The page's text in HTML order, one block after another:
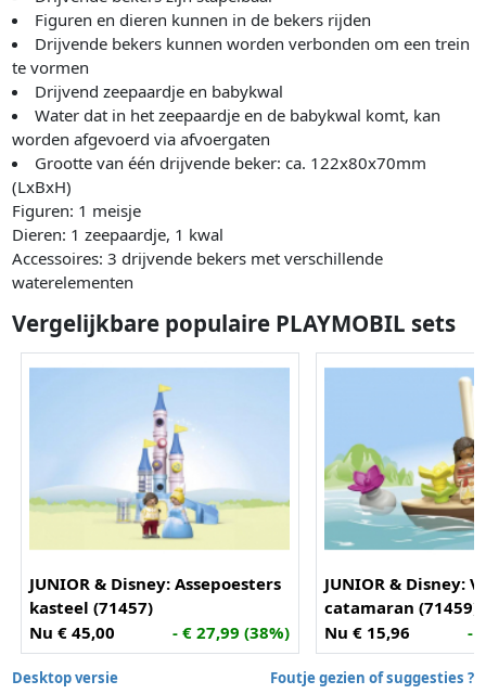
Figuren en dieren kunnen in de bekers rijden
Drijvende bekers kunnen worden verbonden om een trein
te vormen
Drijvend zeepaardje en babykwal
Water dat in het zeepaardje en de babykwal komt, kan
worden afgevoerd via afvoergaten
Grootte van één drijvende beker: ca. 122x80x70mm
(LxBxH)
Figuren: 1 meisje
Dieren: 1 zeepaardje, 1 kwal
Accessoires: 3 drijvende bekers met verschillende
waterelementen
Vergelijkbare populaire PLAYMOBIL sets
JUNIOR & Disney: Assepoesters
kasteel (71457)
Nu € 45,00
- € 27,99 (38%)
JUNIOR & Disney:
catamaran (71459)
Nu € 15,96
-
Desktop versie Foutje gezien of suggesties ?